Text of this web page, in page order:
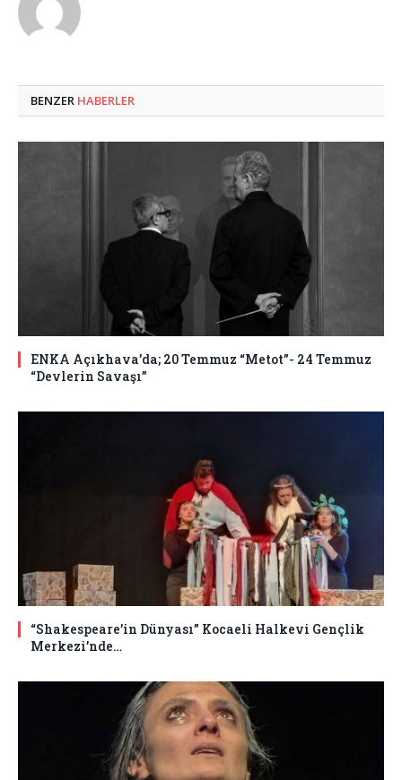
BENZER HABERLER
ENKA Açıkhava’da; 20 Temmuz “Metot”- 24 Temmuz
“Devlerin Savaşı”
“Shakespeare’in Dünyası” Kocaeli Halkevi Gençlik
Merkezi’nde…